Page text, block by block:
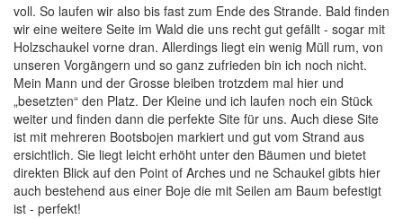
voll. So laufen wir also bis fast zum Ende des Strande. Bald finden
wir eine weitere Seite im Wald die uns recht gut gefällt - sogar mit
Holzschaukel vorne dran. Allerdings liegt ein wenig Müll rum, von
unseren Vorgängern und so ganz zufrieden bin ich noch nicht.
Mein Mann und der Grosse bleiben trotzdem mal hier und
„besetzten“ den Platz. Der Kleine und ich laufen noch ein Stück
weiter und finden dann die perfekte Site für uns. Auch diese Site
ist mit mehreren Bootsbojen markiert und gut vom Strand aus
ersichtlich. Sie liegt leicht erhöht unter den Bäumen und bietet
direkten Blick auf den Point of Arches und ne Schaukel gibts hier
auch bestehend aus einer Boje die mit Seilen am Baum befestigt
ist - perfekt!